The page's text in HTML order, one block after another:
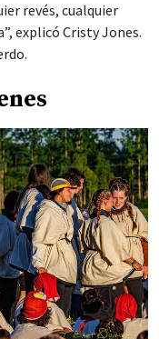
revés, cualquier
explicó Cristy Jones.